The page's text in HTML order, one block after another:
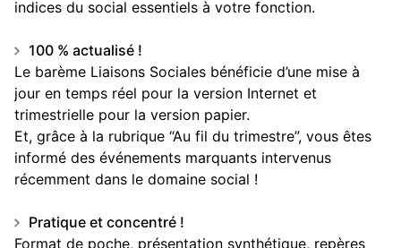
indices du social essentiels à votre fonction.
100 % actualisé !
Le barème Liaisons Sociales bénéficie d’une mise à
jour en temps réel pour la version Internet et
trimestrielle pour la version papier.
Et, grâce à la rubrique “Au fil du trimestre”, vous êtes
informé des événements marquants intervenus
récemment dans le domaine social !
Pratique et concentré !
Format de poche, présentation synthétique, repères